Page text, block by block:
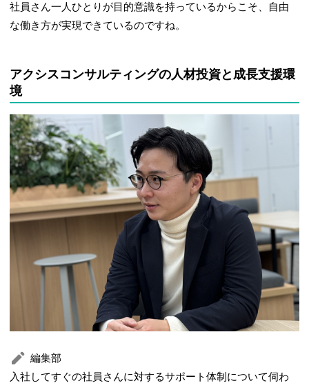
社員さん一人ひとりが目的意識を持っているからこそ、自由
な働き方が実現できているのですね。
アクシスコンサルティングの人材投資と成長支援環
境
編集部
入社してすぐの社員さんに対するサポート体制について伺わ